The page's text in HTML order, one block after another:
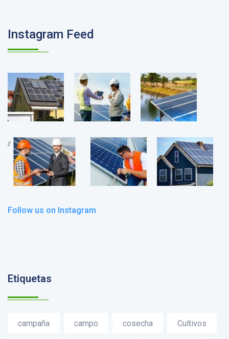
Instagram Feed
Follow us on Instagram
Etiquetas
campaña campo cosecha Cultivos